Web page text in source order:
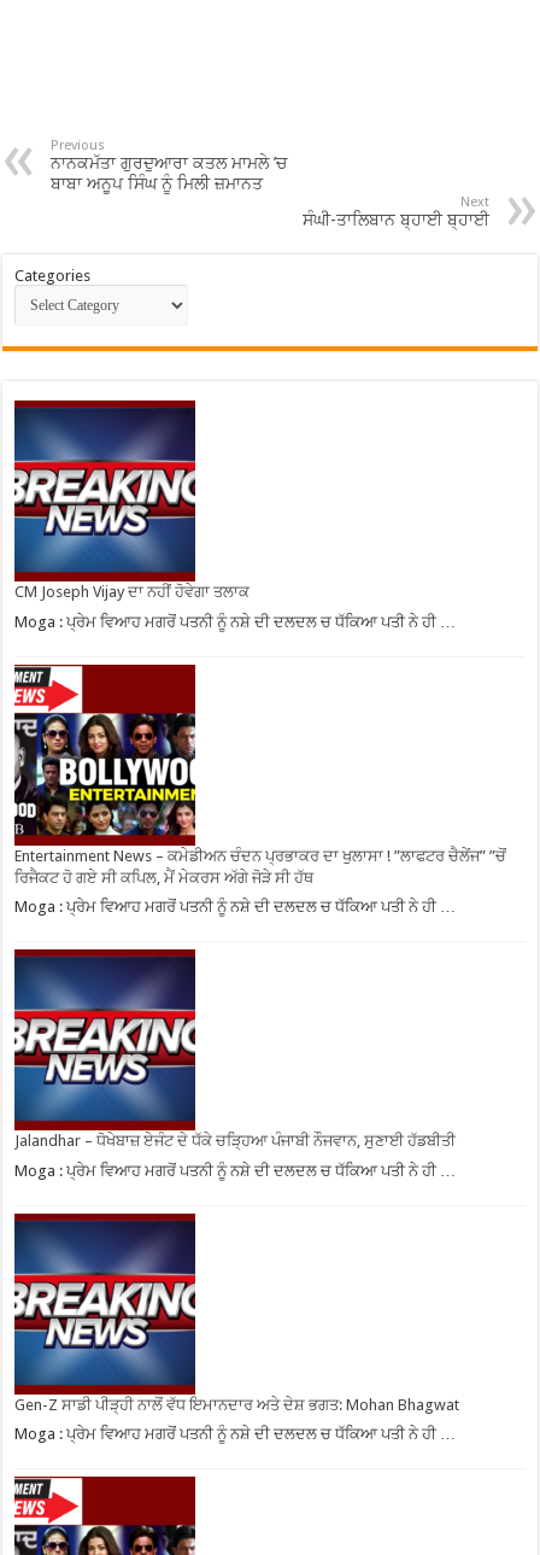
Previous
ਨਾਨਕਮੱਤਾ ਗੁਰਦੁਆਰਾ ਕਤਲ ਮਾਮਲੇ ’ਚ
ਬਾਬਾ ਅਨੂਪ ਸਿੰਘ ਨੂੰ ਮਿਲੀ ਜ਼ਮਾਨਤ
Next
ਸੰਘੀ-ਤਾਲਿਬਾਨ ਬ੍ਹਾਈ ਬ੍ਹਾਈ
Categories
CM Joseph Vijay ਦਾ ਨਹੀਂ ਹੋਵੇਗਾ ਤਲਾਕ
Moga : ਪ੍ਰੇਮ ਵਿਆਹ ਮਗਰੋਂ ਪਤਨੀ ਨੂੰ ਨਸ਼ੇ ਦੀ ਦਲਦਲ ਚ ਧੱਕਿਆ ਪਤੀ ਨੇ ਹੀ …
Entertainment News – ਕਮੇਡੀਅਨ ਚੰਦਨ ਪ੍ਰਭਾਕਰ ਦਾ ਖੁਲਾਸਾ ! ”ਲਾਫਟਰ ਚੈਲੇਂਜ” ”ਚੋਂ
ਰਿਜੈਕਟ ਹੋ ਗਏ ਸੀ ਕਪਿਲ, ਮੈਂ ਮੇਕਰਸ ਅੱਗੇ ਜੋੜੇ ਸੀ ਹੱਥ
Moga : ਪ੍ਰੇਮ ਵਿਆਹ ਮਗਰੋਂ ਪਤਨੀ ਨੂੰ ਨਸ਼ੇ ਦੀ ਦਲਦਲ ਚ ਧੱਕਿਆ ਪਤੀ ਨੇ ਹੀ …
Jalandhar – ਧੋਖੇਬਾਜ਼ ਏਜੰਟ ਦੇ ਧੱਕੇ ਚੜ੍ਹਿਆ ਪੰਜਾਬੀ ਨੌਜਵਾਨ, ਸੁਣਾਈ ਹੱਡਬੀਤੀ
Moga : ਪ੍ਰੇਮ ਵਿਆਹ ਮਗਰੋਂ ਪਤਨੀ ਨੂੰ ਨਸ਼ੇ ਦੀ ਦਲਦਲ ਚ ਧੱਕਿਆ ਪਤੀ ਨੇ ਹੀ …
Gen-Z ਸਾਡੀ ਪੀੜ੍ਹੀ ਨਾਲੋਂ ਵੱਧ ਇਮਾਨਦਾਰ ਅਤੇ ਦੇਸ਼ ਭਗਤ: Mohan Bhagwat
Moga : ਪ੍ਰੇਮ ਵਿਆਹ ਮਗਰੋਂ ਪਤਨੀ ਨੂੰ ਨਸ਼ੇ ਦੀ ਦਲਦਲ ਚ ਧੱਕਿਆ ਪਤੀ ਨੇ ਹੀ …